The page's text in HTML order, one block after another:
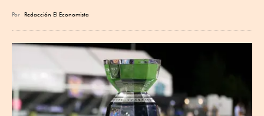
Por Redacción El Economista